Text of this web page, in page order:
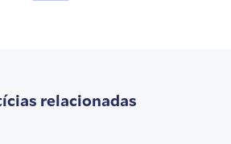
relacionadas